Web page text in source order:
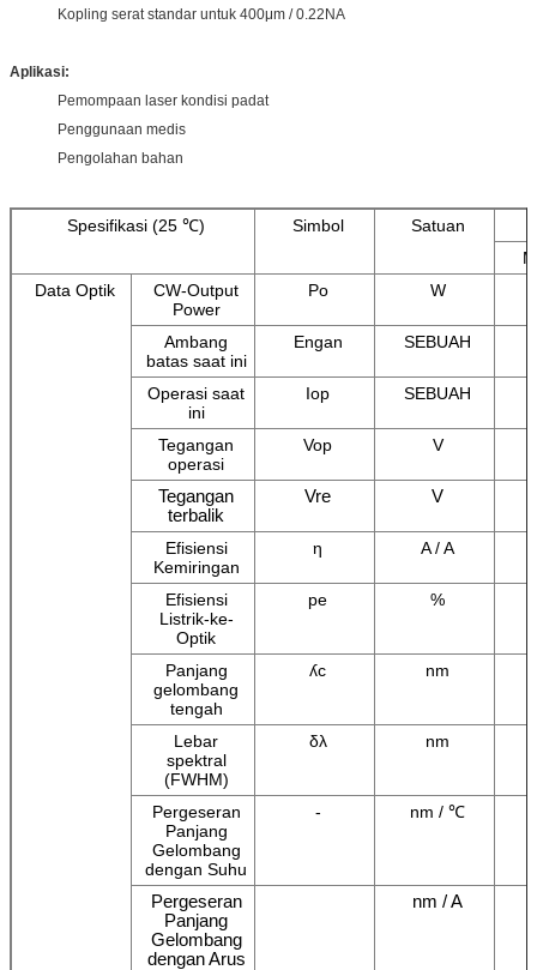
Kopling serat standar untuk 400μm / 0.22NA
Aplikasi:
Pemompaan laser kondisi padat
Penggunaan medis
Pengolahan bahan
Spesifikasi (25 ℃) Simbol
Satuan
Data Optik
CW-Output
Power
Po W
Ambang
batas saat ini
Engan SEBUAH
Operasi saat
ini
Iop SEBUAH
Tegangan
operasi
Vop V
Tegangan
terbalik
Vre V
Efisiensi
Kemiringan
η A / A
Efisiensi
Listrik-ke-
Optik
pe %
Panjang
gelombang
tengah
ʎc nm
Lebar
spektral
(FWHM)
δλ nm
Pergeseran
Panjang
Gelombang
dengan Suhu
- nm / ℃
Pergeseran
Panjang
Gelombang
dengan Arus
nm / A